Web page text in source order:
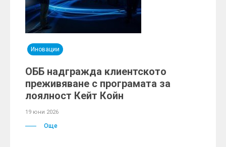
Иновации
ОББ надгражда клиентското
преживяване с програмата за
лоялност Кейт Койн
19 юни 2026
Още